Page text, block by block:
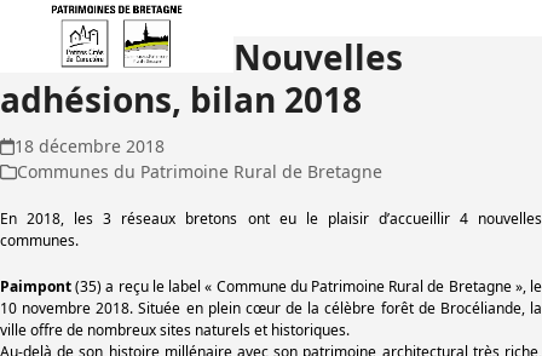
content
Open
mobile
menu
Close
mobile
menu
Nouvelles
adhésions, bilan 2018
18 décembre 2018
Communes du Patrimoine Rural de Bretagne
En 2018, les 3 réseaux bretons ont eu le plaisir d’accueillir 4 nouvelles
communes.
Paimpont(35) a reçu le label « Commune du Patrimoine Rural de Bretagne », le
10 novembre 2018. Située en plein cœur de la célèbre forêt de Brocéliande, la
ville offre de nombreux sites naturels et historiques.
Au-delà de son histoire millénaire avec son patrimoine architectural très riche,